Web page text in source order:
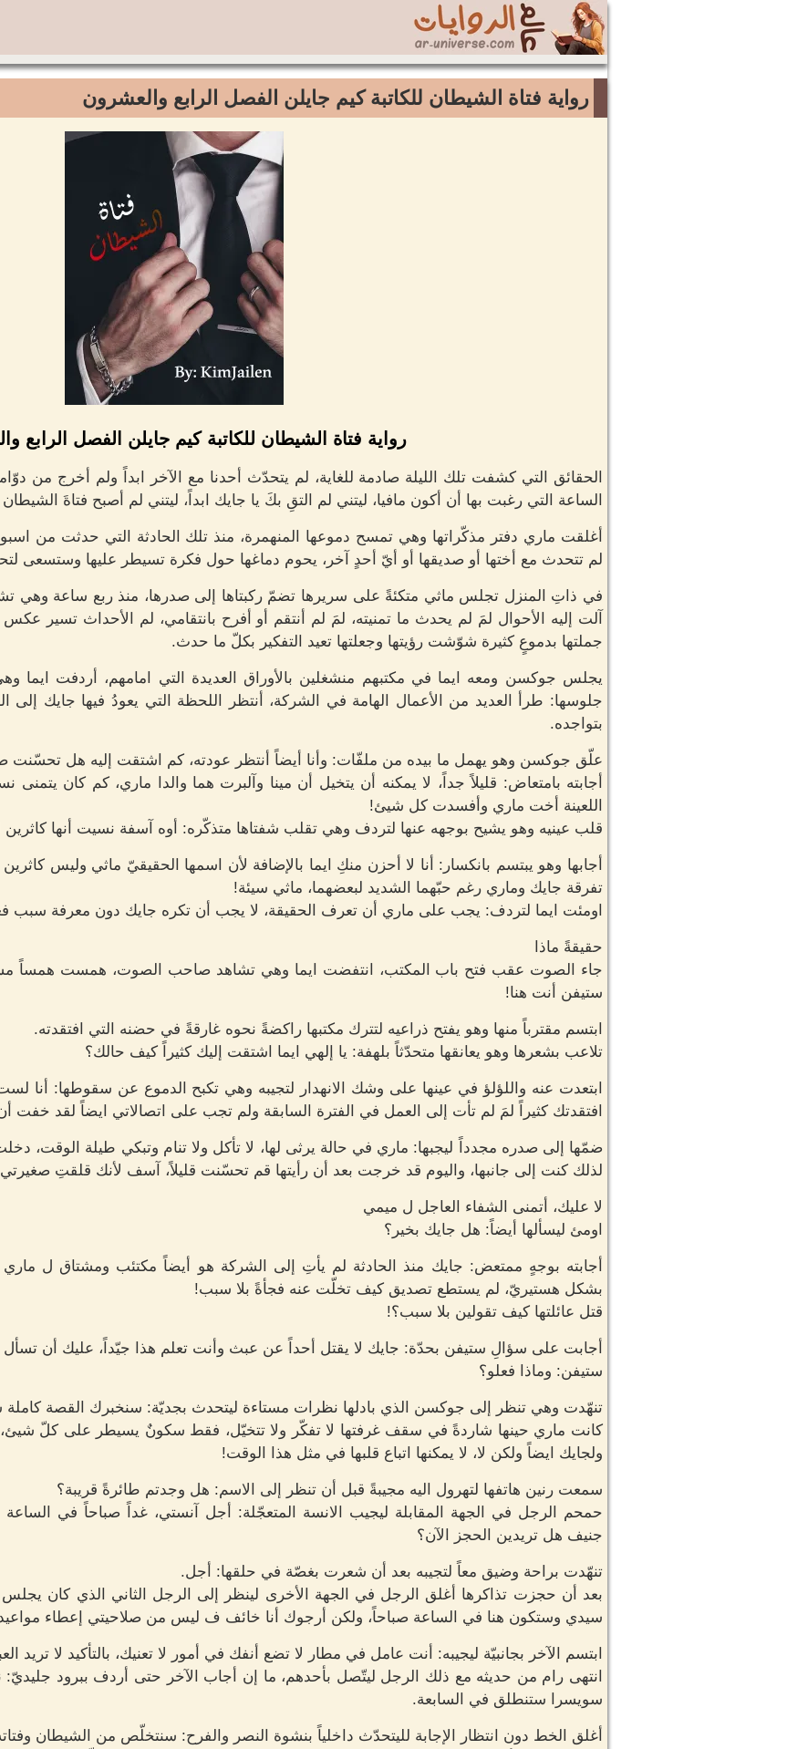
رواية فتاة الشيطان للكاتبة كيم جايلن الفصل الرابع والعشرون
رواية فتاة الشيطان للكاتبة كيم جايلن الفصل الرابع
الحقائق التي كشفت تلك الليلة صادمة للغاية، لم يتحدّث أحدنا مع الآخر ابداً ولم أخرج من
الساعة التي رغبت بها أن أكون مافيا، ليتني لم التقِ بكَ يا جايك ابداً، ليتني لم أصبح فتاةَ
أغلقت ماري دفتر مذكّراتها وهي تمسح دموعها المنهمرة، منذ تلك الحادثة التي حدثت من
لم تتحدث مع أختها أو صديقها أو أيّ أحدٍ آخر، يحوم دماغها حول فكرة تسيطر عليها وستسعى
في ذاتِ المنزل تجلس ماثي متكئةً على سريرها تضمّ ركبتاها إلى صدرها، منذ ربع ساعة وهي
آلت إليه الأحوال لمَ لم يحدث ما تمنيته، لمَ لم أنتقم أو أفرح بانتقامي، لم الأحداث تسير
جملتها بدموعٍ كثيرة شوّشت رؤيتها وجعلتها تعيد التفكير بكلّ ما حدث.
يجلس جوكسن ومعه ايما في مكتبهم منشغلين بالأوراق العديدة التي امامهم، أردفت ايما
جلوسها: طرأ العديد من الأعمال الهامة في الشركة، أنتظر اللحظة التي يعودُ فيها جايك إلى
بتواجده.
علّق جوكسن وهو يهمل ما بيده من ملفّات: وأنا أيضاً أنتظر عودته، كم اشتقت إليه هل تحسّنت
أجابته بامتعاض: قليلاً جداً، لا يمكنه أن يتخيل أن مينا وآلبرت هما والدا ماري، كم كان
اللعينة أخت ماري وأفسدت كل شيئ!
قلب عينيه وهو يشيح بوجهه عنها لتردف وهي تقلب شفتاها متذكّره: أوه آسفة نسيت أنها
أجابها وهو يبتسم بانكسار: أنا لا أحزن منكِ ايما بالإضافة لأن اسمها الحقيقيّ ماثي وليس
تفرقة جايك وماري رغم حبّهما الشديد لبعضهما، ماثي سيئة!
اومئت ايما لتردف: يجب على ماري أن تعرف الحقيقة، لا يجب أن تكره جايك دون معرفة سبب
حقيقةً ماذا
جاء الصوت عقب فتح باب المكتب، انتفضت ايما وهي تشاهد صاحب الصوت، همست همساً
ستيفن أنت هنا!
ابتسم مقترباً منها وهو يفتح ذراعيه لتترك مكتبها راكضةً نحوه غارقةً في حضنه التي افتقدته.
تلاعب بشعرها وهو يعانقها متحدّثاً بلهفة: يا إلهي ايما اشتقت إليك كثيراً كيف حالك؟
ابتعدت عنه واللؤلؤ في عينها على وشك الانهدار لتجيبه وهي تكبح الدموع عن سقوطها: أنا
افتقدتك كثيراً لمَ لم تأت إلى العمل في الفترة السابقة ولم تجب على اتصالاتي ايضاً لقد
ضمّها إلى صدره مجدداً ليجبها: ماري في حالة يرثى لها، لا تأكل ولا تنام وتبكي طيلة الوقت،
لذلك كنت إلى جانبها، واليوم قد خرجت بعد أن رأيتها قم تحسّنت قليلاً، آسف لأنك قلقتِ
لا عليك، أتمنى الشفاء العاجل ل ميمي
اومئ ليسألها أيضاً: هل جايك بخير؟
أجابته بوجهٍ ممتعض: جايك منذ الحادثة لم يأتِ إلى الشركة هو أيضاً مكتئب ومشتاق ل ماري
بشكل هستيريّ، لم يستطع تصديق كيف تخلّت عنه فجأةً بلا سبب!
قتل عائلتها كيف تقولين بلا سبب؟!
أجابت على سؤالِ ستيفن بحدّة: جايك لا يقتل أحداً عن عبث وأنت تعلم هذا جيّداً، عليك أن تسأل
ستيفن: وماذا فعلو؟
تنهّدت وهي تنظر إلى جوكسن الذي بادلها نظرات مستاءة ليتحدث بجديّة: سنخبرك القصة كاملة
كانت ماري حينها شاردةً في سقف غرفتها لا تفكّر ولا تتخيّل، فقط سكونٌ يسيطر على كلّ شيئ،
ولجايك ايضاً ولكن لا، لا يمكنها اتباع قلبها في مثل هذا الوقت!
سمعت رنين هاتفها لتهرول اليه مجيبةً قبل أن تنظر إلى الاسم: هل وجدتم طائرةً قريبة؟
حمحم الرجل في الجهة المقابلة ليجيب الانسة المتعجّلة: أجل آنستي، غداً صباحاً في
جنيف هل تريدين الحجز الآن؟
تنهّدت براحة وضيق معاً لتجيبه بعد أن شعرت بغصّة في حلقها: أجل.
بعد أن حجزت تذاكرها أغلق الرجل في الجهة الأخرى لينظر إلى الرجل الثاني الذي كان
سيدي وستكون هنا في الساعة صباحاً، ولكن أرجوك أنا خائف ف ليس من صلاحيتي إعطاء
ابتسم الآخر بجانبيّة ليجيبه: أنت عامل في مطار لا تضع أنفك في أمور لا تعنيك، بالتأكيد لا
انتهى رام من حديثه مع ذلك الرجل ليتّصل بأحدهم، ما إن أجاب الآخر حتى أردف ببرود جليديّ:
سويسرا ستنطلق في السابعة.
أغلق الخط دون انتظار الإجابة لليتحدّث داخلياً بنشوة النصر والفرح: سنتخلّص من الشيطان